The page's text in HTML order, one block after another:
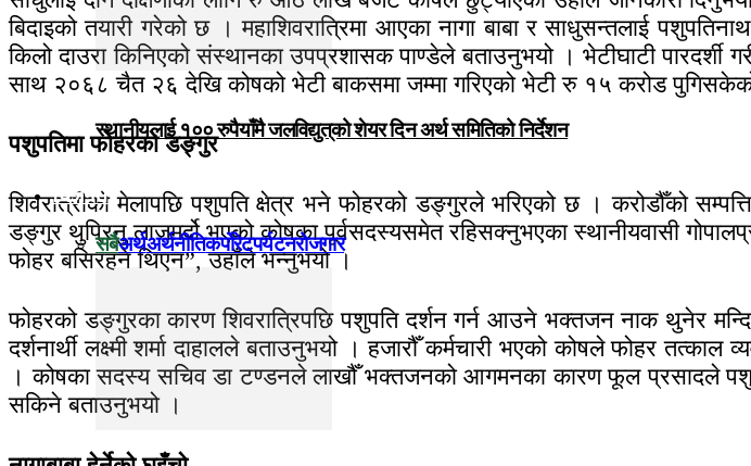
स्थानीयलाई १०० रुपैयाँमै जलविद्युत्‌को शेयर दिन अर्थ समितिको निर्देशन
विजनेस
सबैअर्थअर्थनीतिकर्पोरेटपर्यटनरोजगार
बिदाइको तयारी गरेको छ । महाशिवरात्रिमा आएका नागा बाबा र साधुसन्तलाई
किलो दाउरा किनिएको संस्थानका उपप्रशासक पाण्डेले बताउनुभयो । भेटीघाटी पारदर्शी
साथ २०६८ चैत २६ देखि कोषको भेटी बाकसमा जम्मा गरिएको भेटी रु १५ करोड
पशुपतिमा फोहरको डङ्गुर
शिवरात्रीको मेलापछि पशुपति क्षेत्र भने फोहरको डङ्गुरले भरिएको छ । करोडौँको
डङ्गुर थुप्रिनु लाजमर्दो भएको कोषका पूर्वसदस्यसमेत रहिसक्नुभएका स्थानीयवासी
फोहर बसिरहने थिएन”, उहाँले भन्नुभयो ।
फोहरको डङ्गुरका कारण शिवरात्रिपछि पशुपति दर्शन गर्न आउने भक्तजन नाक थुनेर
दर्शनार्थी लक्ष्मी शर्मा दाहालले बताउनुभयो । हजारौँ कर्मचारी भएको कोषले फोहर
। कोषका सदस्य सचिव डा टण्डनले लाखौँ भक्तजनको आगमनका कारण फूल प्रसादले
सकिने बताउनुभयो ।